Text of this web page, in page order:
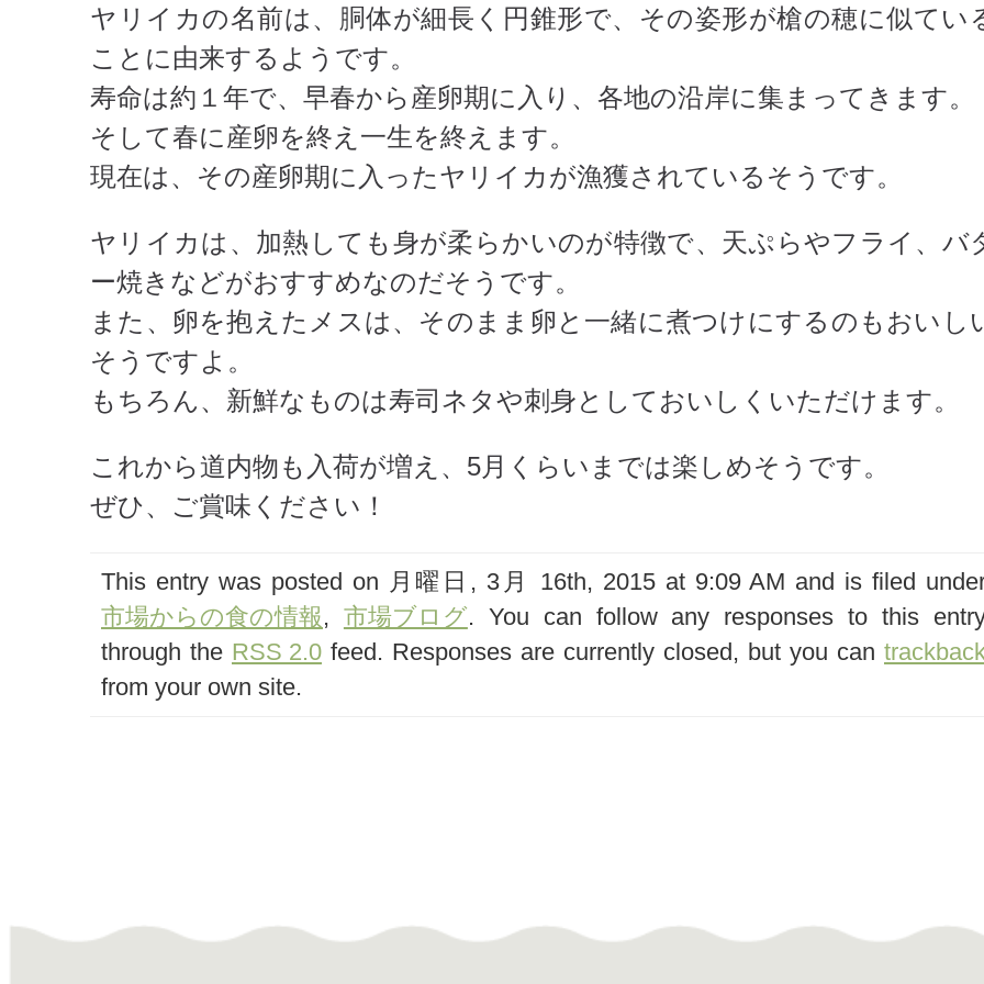
ヤリイカの名前は、胴体が細長く円錐形で、その姿形が槍の穂に似てい
ことに由来するようです。
寿命は約１年で、早春から産卵期に入り、各地の沿岸に集まってきます。
そして春に産卵を終え一生を終えます。
現在は、その産卵期に入ったヤリイカが漁獲されているそうです。
ヤリイカは、加熱しても身が柔らかいのが特徴で、天ぷらやフライ、バ
ー焼きなどがおすすめなのだそうです。
また、卵を抱えたメスは、そのまま卵と一緒に煮つけにするのもおいし
そうですよ。
もちろん、新鮮なものは寿司ネタや刺身としておいしくいただけます。
これから道内物も入荷が増え、5月くらいまでは楽しめそうです。
ぜひ、ご賞味ください！
This entry was posted on 月曜日, 3月 16th, 2015 at 9:09 AM and is filed
市場からの食の情報, 市場ブログ. You can follow any responses to this
through the RSS 2.0 feed. Responses are currently closed, but you can
from your own site.